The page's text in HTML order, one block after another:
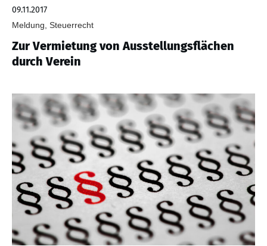
09.11.2017
Meldung, Steuerrecht
Zur Vermietung von Ausstellungsflächen
durch Verein